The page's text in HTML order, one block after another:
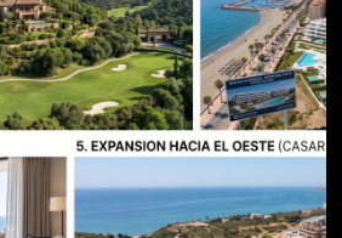
01
inmobiliario de la Costa del Sol:
fronteras